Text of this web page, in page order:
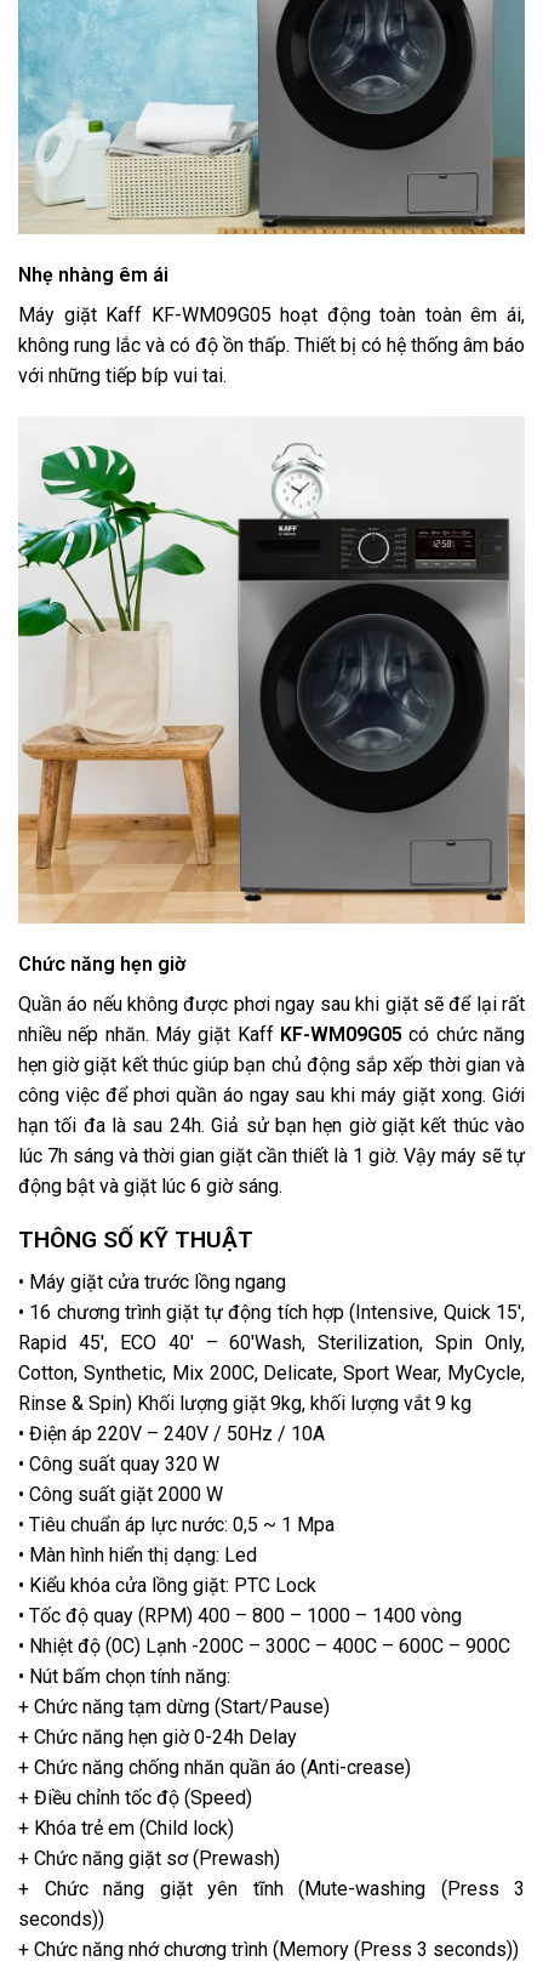
Nhẹ nhàng êm ái
Máy giặt Kaff KF-WM09G05 hoạt động toàn toàn êm ái,
không rung lắc và có độ ồn thấp. Thiết bị có hệ thống âm báo
với những tiếp bíp vui tai.
Chức năng hẹn giờ
Quần áo nếu không được phơi ngay sau khi giặt sẽ để lại rất
nhiều nếp nhăn. Máy giặt Kaff KF-WM09G05 có chức năng
hẹn giờ giặt kết thúc giúp bạn chủ động sắp xếp thời gian và
công việc để phơi quần áo ngay sau khi máy giặt xong. Giới
hạn tối đa là sau 24h. Giả sử bạn hẹn giờ giặt kết thúc vào
lúc 7h sáng và thời gian giặt cần thiết là 1 giờ. Vậy máy sẽ tự
động bật và giặt lúc 6 giờ sáng.
THÔNG SỐ KỸ THUẬT
• Máy giặt cửa trước lồng ngang
• 16 chương trình giặt tự động tích hợp (Intensive, Quick 15′,
Rapid 45′, ECO 40′ – 60′Wash, Sterilization, Spin Only,
Cotton, Synthetic, Mix 200C, Delicate, Sport Wear, MyCycle,
Rinse & Spin) Khối lượng giặt 9kg, khối lượng vắt 9 kg
• Điện áp 220V – 240V / 50Hz / 10A
• Công suất quay 320 W
• Công suất giặt 2000 W
• Tiêu chuẩn áp lực nước: 0,5 ~ 1 Mpa
• Màn hình hiển thị dạng: Led
• Kiểu khóa cửa lồng giặt: PTC Lock
• Tốc độ quay (RPM) 400 – 800 – 1000 – 1400 vòng
• Nhiệt độ (0C) Lạnh -200C – 300C – 400C – 600C – 900C
• Nút bấm chọn tính năng:
+ Chức năng tạm dừng (Start/Pause)
+ Chức năng hẹn giờ 0-24h Delay
+ Chức năng chống nhăn quần áo (Anti-crease)
+ Điều chỉnh tốc độ (Speed)
+ Khóa trẻ em (Child lock)
+ Chức năng giặt sơ (Prewash)
+ Chức năng giặt yên tĩnh (Mute-washing (Press 3
seconds))
+ Chức năng nhớ chương trình (Memory (Press 3 seconds))